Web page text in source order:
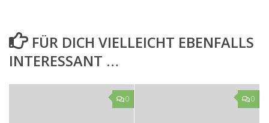
FÜR DICH VIELLEICHT EBENFALLS
INTERESSANT …
0 0